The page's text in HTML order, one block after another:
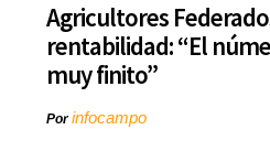
Agricultores
rentabilidad: “El
muy finito”
Porinfocampo